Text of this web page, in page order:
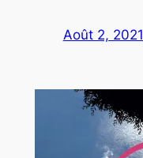
Août 2, 2021